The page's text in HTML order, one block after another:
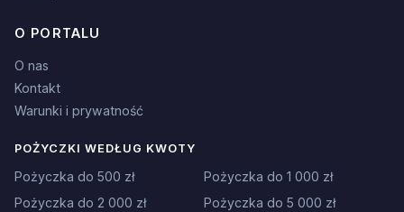
O PORTALU
O nas
Kontakt
Warunki i prywatność
POŻYCZKI WEDŁUG KWOTY
Pożyczka do 500 zł
Pożyczka do 1 000 zł
Pożyczka do 2 000 zł
Pożyczka do 5 000 zł